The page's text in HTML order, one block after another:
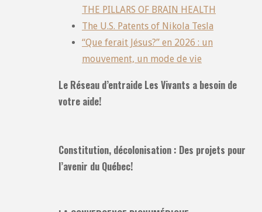
THE PILLARS OF BRAIN HEALTH
The U.S. Patents of Nikola Tesla
“Que ferait Jésus?” en 2026 : un
mouvement, un mode de vie
Le Réseau d’entraide Les Vivants a besoin de
votre aide!
Constitution, décolonisation : Des projets pour
l’avenir du Québec!